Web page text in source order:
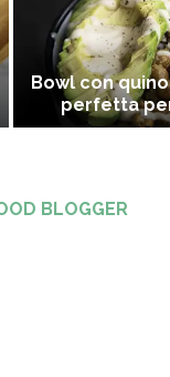
Bowl con
perfetta
BLOGGER